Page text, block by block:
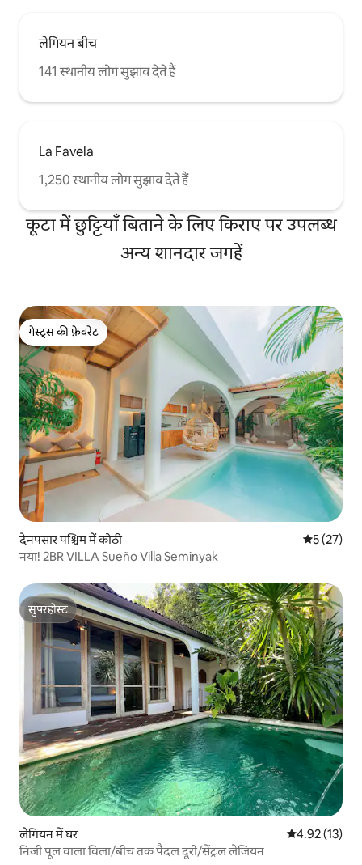
लेगियन बीच
141 स्थानीय लोग सुझाव देते हैं
La Favela
1,250 स्थानीय लोग सुझाव देते हैं
कूटा में छुट्टियाँ बिताने के लिए किराए पर उपलब्ध
अन्य शानदार जगहें
गेस्ट्स की फ़ेवरेट
गेस्ट्स की फ़ेवरेट
देनपसार पश्चिम में कोठी औसत रेटिंग
5 (27)
नया! 2BR VILLA Sueño Villa Seminyak
सुपरहोस्ट
सुपरहोस्ट
लेगियन में घर औसत रेटिंग 5 में
4.92 (13)
निजी पूल वाला विला/बीच तक पैदल दूरी/सेंट्रल लेजियन